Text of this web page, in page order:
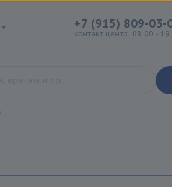
+7 (915) 809-03-
контакт центр: 08:00 -